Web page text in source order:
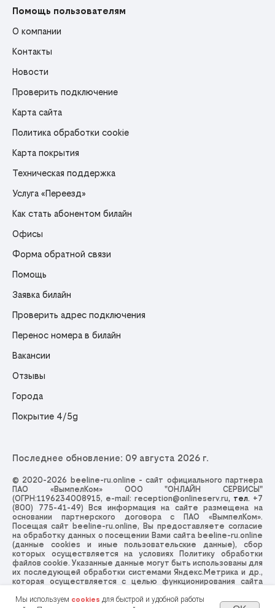
Помощь пользователям
О компании
Контакты
Новости
Проверить подключение
Карта сайта
Политика обработки cookie
Карта покрытия
Техническая поддержка
Услуга «Переезд»
Как стать абонентом билайн
Офисы
Форма обратной связи
Помощь
Заявка билайн
Проверить адрес подключения
Перенос номера в билайн
Вакансии
Отзывы
Города
Покрытие 4/5g
Последнее обновление: 09 августа 2026 г.
© 2020-2026 beeline-ru.online - сайт официального партнера
ПАО «ВымпелКом» ООО "ОНЛАЙН СЕРВИСЫ"
(ОГРН:1196234008915, e-mail: reception@onlineserv.ru, тел. +7
(800) 775-41-49) Вся информация на сайте размещена на
основании партнерского договора с ПАО «ВымпелКом».
Посещая сайт beeline-ru.online, Вы предоставляете согласие
на обработку данных о посещении Вами сайта beeline-ru.online
(данные cookies и иные пользовательские данные), сбор
которых осуществляется на условиях
Политику обработки
файлов cookie. Указанные данные могут быть использованы для
их последующей обработки системами Яндекс.Метрика и др.,
которая осуществляется с целью функционирования сайта
обработки персональных данных,Пользовательское
Мы используем cookies для быстрой и удобной работы